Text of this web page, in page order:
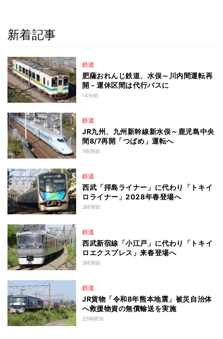
新着記事
鉄道
肥薩おれんじ鉄道、水俣～川内間運転再
開 - 運休区間は代行バスに
14分前
鉄道
JR九州、九州新幹線新水俣～鹿児島中央
間8/7再開「つばめ」運転へ
1時間前
鉄道
西武「拝島ライナー」に代わり「トキイ
ロライナー」2028年春登場へ
3時間前
鉄道
西武新宿線「小江戸」に代わり「トキイ
ロエクスプレス」来春登場へ
3時間前
鉄道
JR貨物「令和8年熊本地震」被災自治体
へ救援物資の無償輸送を実施
22時間前